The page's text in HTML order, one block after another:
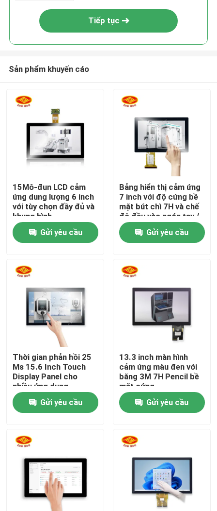
Nhà
Video
Về chúng tôi
Tham quan nhà máy
Kiểm soát chất lượng
Liên hệ chúng tôi
Tin tức
Yêu cầu báo giá
Bảng hiển thị cảm ứng
Tiếp tục
Sản phẩm khuyến cáo
15Mô-đun LCD cảm
ứng dung lượng 6 inch
với tùy chọn đầy đủ và
khung hình
Gửi yêu cầu
Bảng hiển thị cảm ứng
7 inch với độ cứng bề
mặt bút chì 7H và chế
độ đầu vào ngón tay /
bút chì hoạt động
Gửi yêu cầu
Thời gian phản hồi 25
Ms 15.6 Inch Touch
Display Panel cho
nhiều ứng dụng
Gửi yêu cầu
13.3 inch màn hình
cảm ứng màu đen với
băng 3M 7H Pencil bề
mặt cứng
Gửi yêu cầu